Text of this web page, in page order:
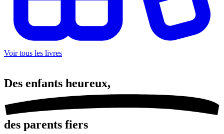
Voir tous les livres
Des enfants heureux,
des parents fiers